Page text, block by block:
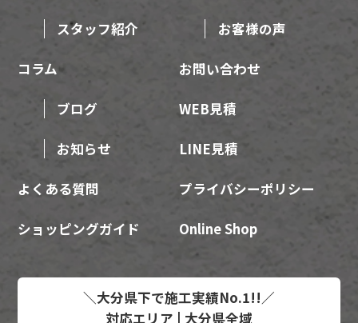
スタッフ紹介 お客様の声
コラム
ブログ
お知らせ
よくある質問
お問い合わせ
WEB見積
LINE見積
プライバシーポリシー
Online Shop
ショッピングガイド
＼大分県下で施工実績No.1!!／
対応エリア | 大分県全域